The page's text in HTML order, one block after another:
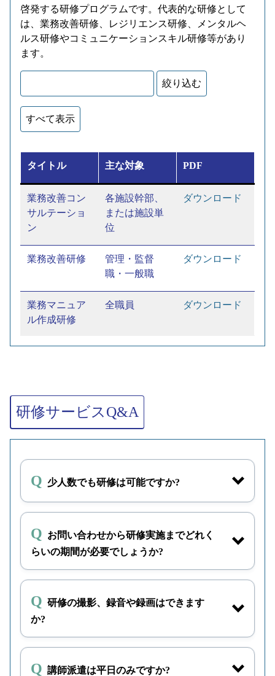
新規採用
職員研修
新規採用
職員
ダウンロー
ド
新規採用
職員フォ
施設長の
役割発揮
プログラ
ム
施設長
次期施設
長
ダウンロー
ド
啓発する研修プログラムです。代表的な研修として
は、業務改善研修、レジリエンス研修、メンタルヘ
ルス研修やコミュニケーションスキル研修等があり
ます。
タイトル 主な対象 PDF
業務改善コン
サルテーショ
ン
各施設幹部、
または施設単
位
ダウンロード
業務改善研修
管理・監督
職・一般職
ダウンロード
業務マニュア
ル作成研修
全職員 ダウンロード
部下指導育成
研修
管理・監督
職・一般職
育成面談力向
上研修
管理監督者 ダウンロード
メンター養成
研修
新規採用職員
育成役
新規採用職員
を育てる指導
新規採用職員
指導員
ダウンロード
ビジネスマナ
ー研修
新規採用職員 ダウンロード
研修サービスQ&A
少人数でも研修は可能ですか?
お問い合わせから研修実施までどれく
らいの期間が必要でしょうか?
研修の撮影、録音や録画はできます
か?
講師派遣は平日のみですか?